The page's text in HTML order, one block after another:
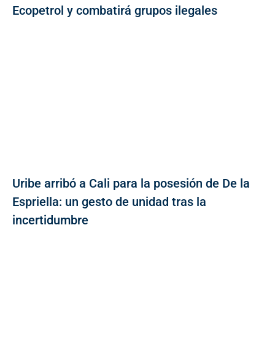
Ecopetrol y combatirá grupos ilegales
Uribe arribó a Cali para la posesión de De la
Espriella: un gesto de unidad tras la
incertidumbre